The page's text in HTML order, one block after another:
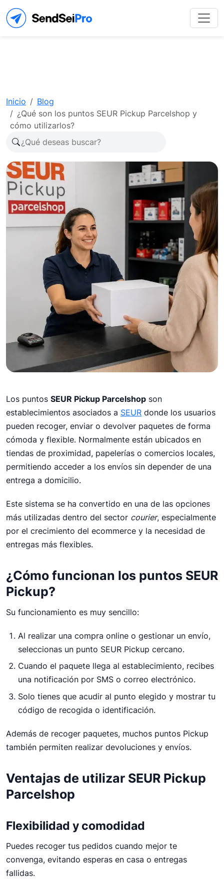
Inicio
Blog
¿Qué son los puntos SEUR Pickup Parcelshop y
cómo utilizarlos?
¿Qué son los puntos
SEUR Pickup Parcelshop
y cómo utilizarlos?
Aprende cómo funcionan los puntos SEUR Pickup
Parcelshop y por qué son una solución cómoda y
flexible para enviar y recoger paquetes.
Couriers
Los puntos SEUR Pickup Parcelshop son
establecimientos asociados a SEUR donde los usuarios
pueden recoger, enviar o devolver paquetes de forma
cómoda y flexible. Normalmente están ubicados en
tiendas de proximidad, papelerías o comercios locales,
permitiendo acceder a los envíos sin depender de una
entrega a domicilio.
Este sistema se ha convertido en una de las opciones
más utilizadas dentro del sector courier, especialmente
por el crecimiento del ecommerce y la necesidad de
entregas más flexibles.
¿Cómo funcionan los puntos SEUR
Pickup?
Su funcionamiento es muy sencillo:
Al realizar una compra online o gestionar un envío,
seleccionas un punto SEUR Pickup cercano.
Cuando el paquete llega al establecimiento, recibes
una notificación por SMS o correo electrónico.
Solo tienes que acudir al punto elegido y mostrar tu
código de recogida o identificación.
Además de recoger paquetes, muchos puntos Pickup
también permiten realizar devoluciones y envíos.
Ventajas de utilizar SEUR Pickup
Parcelshop
Flexibilidad y comodidad
Puedes recoger tus pedidos cuando mejor te
convenga, evitando esperas en casa o entregas
fallidas.